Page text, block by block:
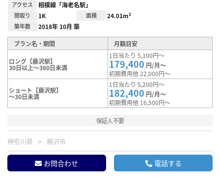
アクセス 相模線「海老名駅」
間取り 1K 面積 24.01m²
築年数 2018年 10月 築
プラン名・期間 月額目安
ロング【藤沢駅】
30日以上～360日未満
1日当たり 5,100円～
179,400 円/月～
初期費用他 22,000円～
ショート【藤沢駅】
～30日未満
1日当たり 5,200円～
182,400 円/月～
初期費用他 16,500円～
保証人不要
神奈川県 藤沢市
お問合わせ 電話する